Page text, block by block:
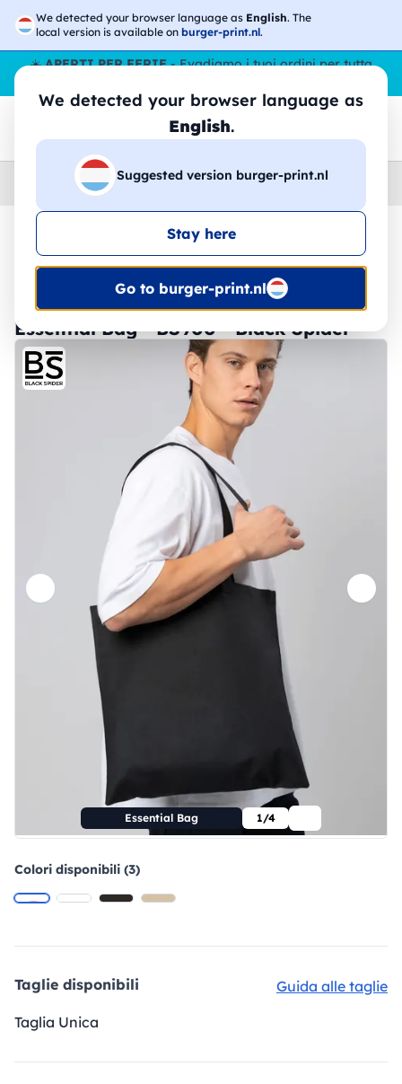
We detected your browser language as English. The
local version is available on burger-print.nl.
We detected your browser language as
English.
Suggested version burger-print.nl
Stay here
Go to burger-print.nl
☀️APERTI PER FERIE- Evadiamo i tuoi ordini per tutta
Accessori › Shopper
🔥 -30% Stampa DTF
Essential Bag - BS900 - Black Spider
Essential Bag 1/4
Colori disponibili (3)
Taglie disponibili
Guida alle taglie
Taglia Unica